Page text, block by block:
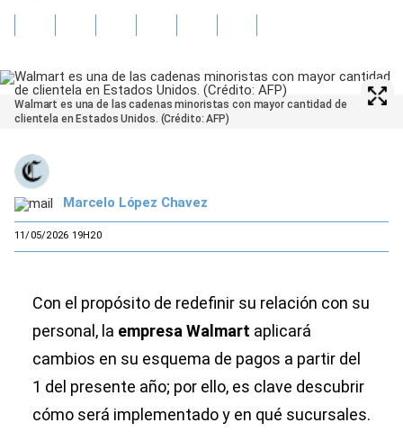
Walmart es una de las cadenas minoristas con mayor cantidad de
clientela en Estados Unidos. (Crédito: AFP)
Marcelo López Chavez
11/05/2026 19H20
Con el propósito de redefinir su relación con su
personal, la empresa Walmart aplicará
cambios en su esquema de pagos a partir del
1 del presente año; por ello, es clave descubrir
cómo será implementado y en qué sucursales.